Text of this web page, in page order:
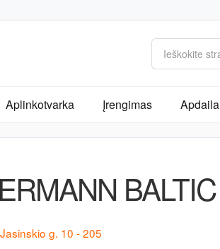
Aplinkotvarka Įrengimas Apdaila
BALTIC
g. 10 - 205